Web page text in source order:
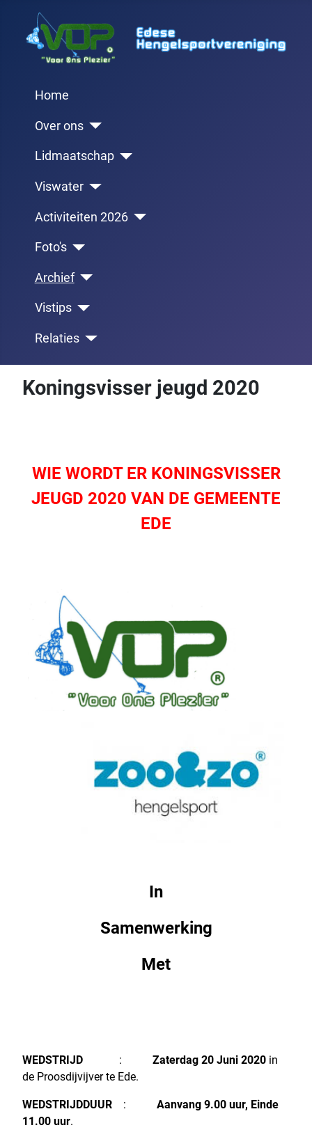
Home
Over ons
Lidmaatschap
Viswater
Activiteiten 2026
Foto's
Archief
Vistips
Relaties
Koningsvisser jeugd 2020
WIE WORDT ER KONINGSVISSER
JEUGD 2020 VAN DE GEMEENTE
EDE
In
Samenwerking
Met
WEDSTRIJD : Zaterdag 20 Juni 2020 in
de Proosdijvijver te Ede.
WEDSTRIJDDUUR : Aanvang 9.00 uur, Einde
11.00 uur.